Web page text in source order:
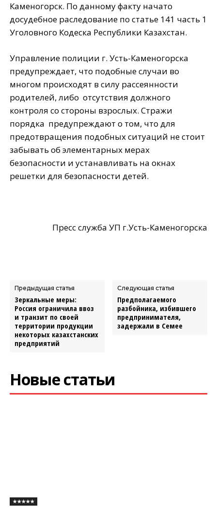
Каменогорск. По данному факту начато
досудебное раследование по статье 141 часть 1
Уголовного Кодеска Республики Казахстан.
Управление полиции г. Усть-Каменогорска
предупреждает, что подобные случаи во
многом происходят в силу рассеянности
родителей, либо отсутствия должного
контроля со стороны взрослых. Стражи
порядка предупреждают о том, что для
предотвращения подобных ситуаций не стоит
забывать об элементарных мерах
безопасности и устанавливать на окнах
решетки для безопасности детей.
Пресс служба УП г.Усть-Каменогорска
Предыдущая статья
Зеркальные меры:
Россия ограничила ввоз
и транзит по своей
территории продукции
некоторых казахстанских
предприятий
Следующая статья
Предполагаемого
разбойника, избившего
предпринимателя,
задержали в Семее
Новые статьи
★★★★★